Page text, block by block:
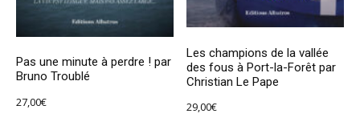
Pas une minute à perdre ! par
Bruno Troublé
27,00€
Les champions de la vallée
des fous à Port-la-Forêt par
Christian Le Pape
29,00€